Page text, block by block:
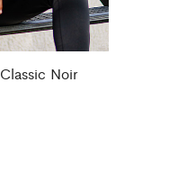
Noir